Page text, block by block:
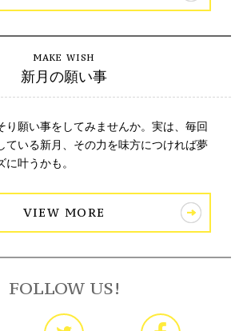
新月の願い事
り願い事をしてみませんか。実は、毎回
ている新月、その力を味方につければ夢
叶うかも。
VIEW MORE
FOLLOW US!